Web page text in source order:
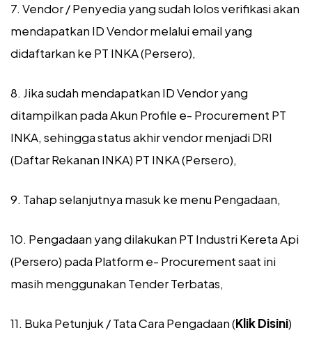
7. Vendor / Penyedia yang sudah lolos verifikasi akan
mendapatkan ID Vendor melalui email yang
didaftarkan ke PT INKA (Persero),
8. Jika sudah mendapatkan ID Vendor yang
ditampilkan pada Akun Profile e- Procurement PT
INKA, sehingga status akhir vendor menjadi DRI
(Daftar Rekanan INKA) PT INKA (Persero),
9. Tahap selanjutnya masuk ke menu Pengadaan,
10. Pengadaan yang dilakukan PT Industri Kereta Api
(Persero) pada Platform e- Procurement saat ini
masih menggunakan Tender Terbatas,
11. Buka Petunjuk / Tata Cara Pengadaan (Klik Disini)